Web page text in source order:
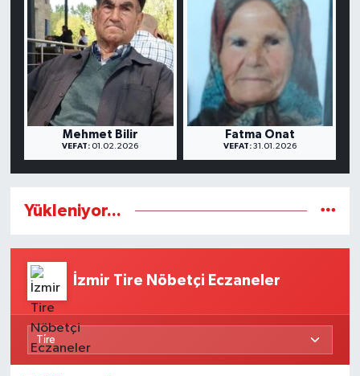
Mehmet Bilir
VEFAT: 01.02.2026
Fatma Onat
VEFAT:31.01.2026
Yükleniyor...
İzmir Tire Nöbetçi Eczaneler